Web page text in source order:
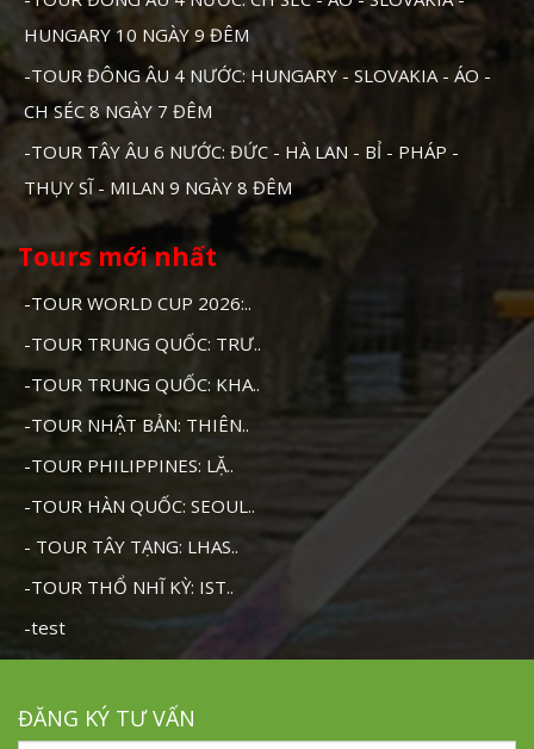
HUNGARY 10 NGÀY 9 ĐÊM
-TOUR ĐÔNG ÂU 4 NƯỚC: HUNGARY - SLOVAKIA - ÁO -
CH SÉC 8 NGÀY 7 ĐÊM
-TOUR TÂY ÂU 6 NƯỚC: ĐỨC - HÀ LAN - BỈ - PHÁP -
THỤY SĨ - MILAN 9 NGÀY 8 ĐÊM
Tours mới nhất
-TOUR WORLD CUP 2026:..
-TOUR TRUNG QUỐC: TRƯ..
-TOUR TRUNG QUỐC: KHA..
-TOUR NHẬT BẢN: THIÊN..
-TOUR PHILIPPINES: LẶ..
-TOUR HÀN QUỐC: SEOUL..
- TOUR TÂY TẠNG: LHAS..
-TOUR THỔ NHĨ KỲ: IST..
-test
ĐĂNG KÝ TƯ VẤN